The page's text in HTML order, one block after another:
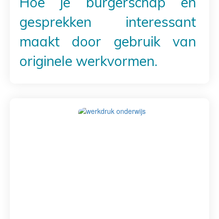
gesprekken interessant
maakt door gebruik van
originele werkvormen.